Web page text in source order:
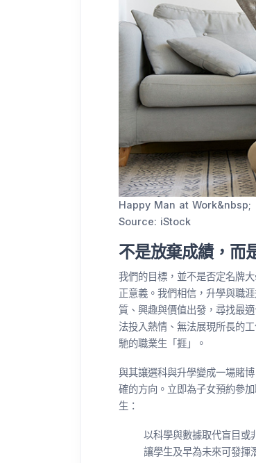
Happy Man at Work&nbsp;
Source: iStock
不是放棄成績，而
我們的目標，並不是否定名牌
正意義。我們相信，升學與職
質、興趣與價值出發，尋找最
法投入熱情、無法展現所長的
馳的職業生「捱」。
與其讓選科與升學變成一場賭
確的方向。立即為子女預約參
生：
以科學與數據取代盲目或
讓學生及早為未來可發揮